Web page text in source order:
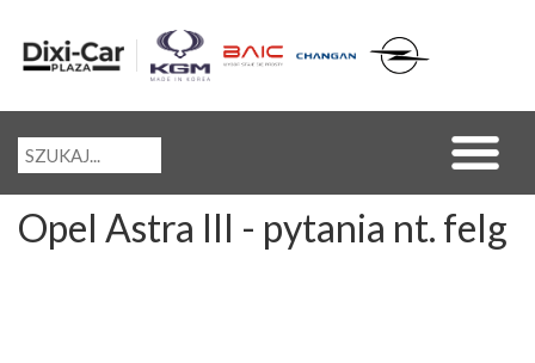
Opel Astra III - pytania nt. felg